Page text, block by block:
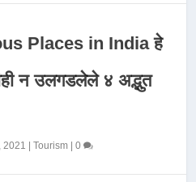
Places in India हे
न उलगडलेले ४ अद्भुत
2021 |Tourism |0